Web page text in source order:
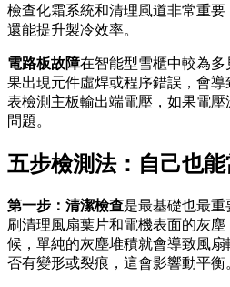
檢查化霜系統和清理風道非常重要
還能提升製冷效率。
電路板故障在智能型雪櫃中較為
果出現元件虛焊或程序錯誤，會
表檢測主板輸出端電壓，如果電
問題。
五步檢測法：自己也
第一步：清潔檢查是最基礎也最
刷清理風扇葉片和電機表面的灰
候，單純的灰塵堆積就會導致風
否有變形或裂痕，這會影響動平衡